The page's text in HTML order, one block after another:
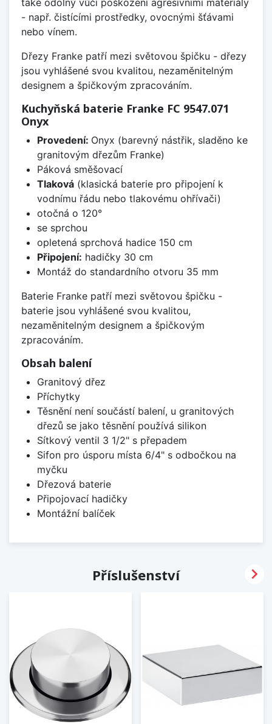
- např. čistícími prostředky, ovocnými šťávami
nebo vínem.
Dřezy Franke patří mezi světovou špičku - dřezy
jsou vyhlášené svou kvalitou, nezaměnitelným
designem a špičkovým zpracováním.
Kuchyňská baterie Franke FC 9547.071
Onyx
Provedení: Onyx (barevný nástřik, sladěno ke
granitovým dřezům Franke)
Páková směšovací
Tlaková(klasická baterie pro připojení k
vodnímu řádu nebo tlakovému ohřívači)
otočná o 120°
se sprchou
opletená sprchová hadice 150 cm
Připojení: hadičky 30 cm
Montáž do standardního otvoru 35 mm
Baterie Franke patří mezi světovou špičku -
baterie jsou vyhlášené svou kvalitou,
nezaměnitelným designem a špičkovým
zpracováním.
Obsah balení
Granitový dřez
Příchytky
Těsnění není součástí balení, u granitových
dřezů se jako těsnění používá silikon
Sítkový ventil 3 1/2" s přepadem
Sifon pro úsporu místa 6/4" s odbočkou na
myčku
Dřezová baterie
Připojovací hadičky
Montážní balíček
Příslušenství 